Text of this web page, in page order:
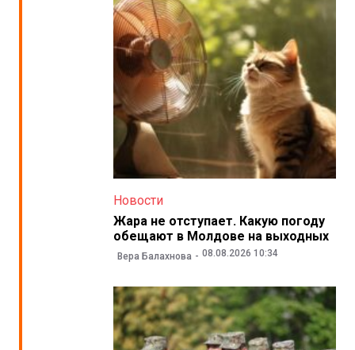
Новости
Жара не отступает. Какую погоду
обещают в Молдове на выходных
Вера Балахнова 08.08.2026 10:34